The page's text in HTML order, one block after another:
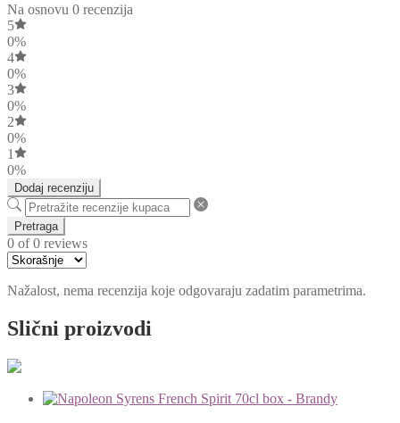
Na osnovu 0 recenzija
5
0%
4
0%
3
0%
2
0%
1
0%
Dodaj recenziju
Pretraga
0 of 0 reviews
Nažalost, nema recenzija koje odgovaraju zadatim parametrima.
Slični proizvodi